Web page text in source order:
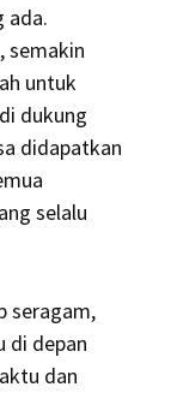
ada.
semakin
untuk
dukung
didapatkan
selalu
seragam,
di depan
dan